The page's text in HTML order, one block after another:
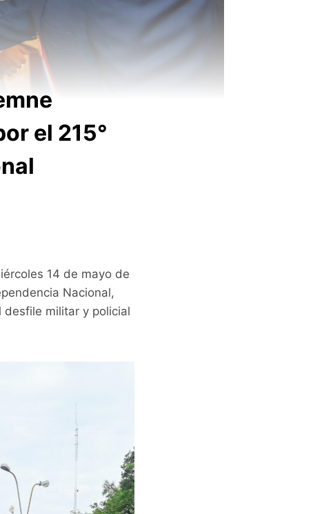
el 215°
14 de mayo de
Nacional,
desfile militar y policial